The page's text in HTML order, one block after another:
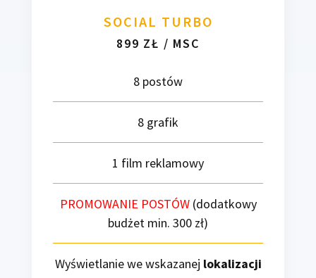
SOCIAL TURBO
899 ZŁ / MSC
8 postów
8 grafik
1 film reklamowy
PROMOWANIE POSTÓW(dodatkowy
budżet min. 300 zł)
Wyświetlanie we wskazanej lokalizacji